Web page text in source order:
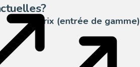
Prix (entrée de gamme)